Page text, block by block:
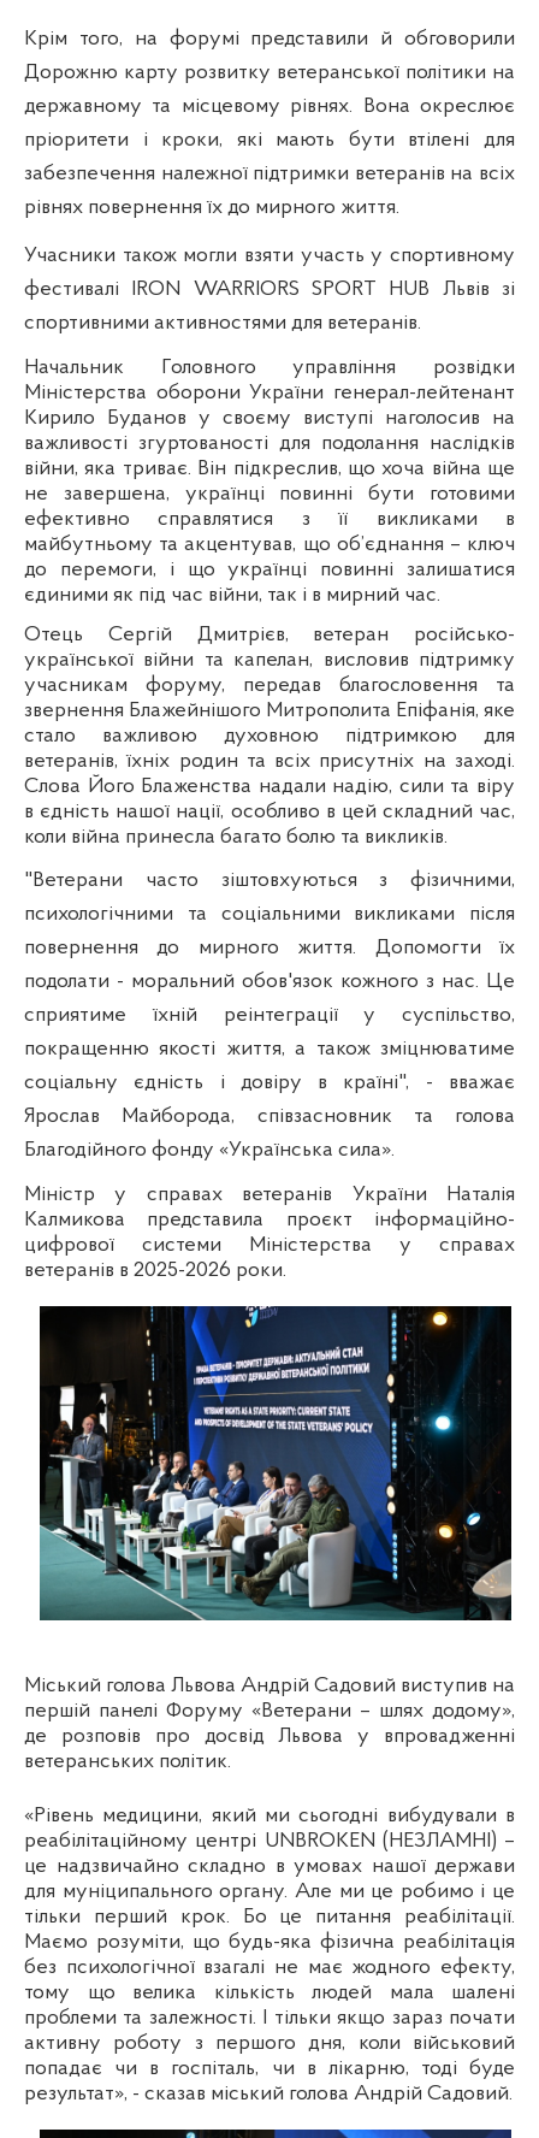
Крім того, на форумі представили й обговорили
Дорожню карту розвитку ветеранської політики на
державному та місцевому рівнях. Вона окреслює
пріоритети і кроки, які мають бути втілені для
забезпечення належної підтримки ветеранів на всіх
рівнях повернення їх до мирного життя.
Учасники також могли взяти участь у спортивному
фестивалі IRON WARRIORS SPORT HUB Львів зі
спортивними активностями для ветеранів.
Начальник Головного управління розвідки
Міністерства оборони України генерал-лейтенант
Кирило Буданов у своєму виступі наголосив на
важливості згуртованості для подолання наслідків
війни, яка триває. Він підкреслив, що хоча війна ще
не завершена, українці повинні бути готовими
ефективно справлятися з її викликами в
майбутньому та акцентував, що об’єднання – ключ
до перемоги, і що українці повинні залишатися
єдиними як під час війни, так і в мирний час.
Отець Сергій Дмитрієв, ветеран російсько-
української війни та капелан, висловив підтримку
учасникам форуму, передав благословення та
звернення Блажейнішого Митрополита Епіфанія, яке
стало важливою духовною підтримкою для
ветеранів, їхніх родин та всіх присутніх на заході.
Слова Його Блаженства надали надію, сили та віру
в єдність нашої нації, особливо в цей складний час,
коли війна принесла багато болю та викликів.
"Ветерани часто зіштовхуються з фізичними,
психологічними та соціальними викликами після
повернення до мирного життя. Допомогти їх
подолати - моральний обов'язок кожного з нас. Це
сприятиме їхній реінтеграції у суспільство,
покращенню якості життя, а також зміцнюватиме
соціальну єдність і довіру в країні", - вважає
Ярослав Майборода, співзасновник та голова
Благодійного фонду «Українська сила».
Міністр у справах ветеранів України Наталія
Калмикова представила проєкт інформаційно-
цифрової системи Міністерства у справах
ветеранів в 2025-2026 роки.
Міський голова Львова Андрій Садовий виступив на
першій панелі Форуму «Ветерани – шлях додому»,
де розповів про досвід Львова у впровадженні
ветеранських політик.
«Рівень медицини, який ми сьогодні вибудували в
реабілітаційному центрі UNBROKEN (НЕЗЛАМНІ) –
це надзвичайно складно в умовах нашої держави
для муніципального органу. Але ми це робимо і це
тільки перший крок. Бо це питання реабілітації.
Маємо розуміти, що будь-яка фізична реабілітація
без психологічної взагалі не має жодного ефекту,
тому що велика кількість людей мала шалені
проблеми та залежності. І тільки якщо зараз почати
активну роботу з першого дня, коли військовий
попадає чи в госпіталь, чи в лікарню, тоді буде
результат», - сказав міський голова Андрій Садовий.